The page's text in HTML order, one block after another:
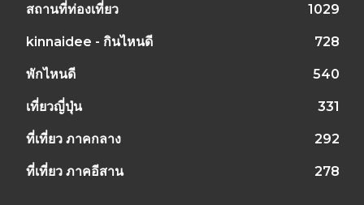
สถานที่ท่องเที่ยว 1029
kinnaidee - กินไหนดี 728
พักไหนดี 540
เที่ยวญี่ปุ่น 331
ที่เที่ยว ภาคกลาง 292
ที่เที่ยว ภาคอีสาน 278